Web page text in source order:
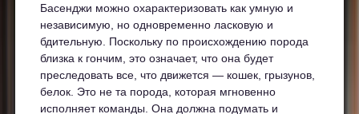
Басенджи можно охарактеризовать как умную и
независимую, но одновременно ласковую и
бдительную. Поскольку по происхождению порода
близка к гончим, это означает, что она будет
преследовать все, что движется — кошек, грызунов,
белок. Это не та порода, которая мгновенно
исполняет команды. Она должна подумать и